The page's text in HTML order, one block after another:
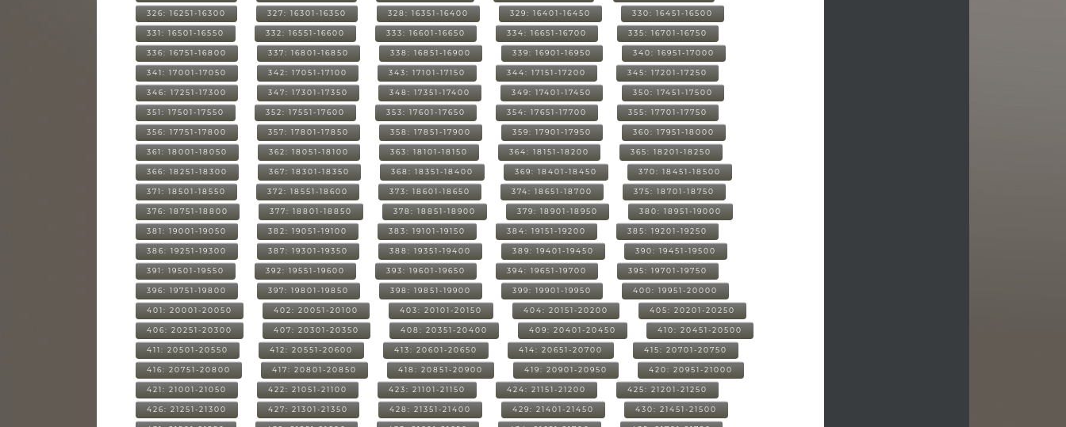
326: 16251-16300 327: 16301-16350 328: 16351-16400 329: 16401-16450 330: 16451-16500
331: 16501-16550 332: 16551-16600 333: 16601-16650 334: 16651-16700 335: 16701-16750
336: 16751-16800 337: 16801-16850 338: 16851-16900 339: 16901-16950 340: 16951-17000
341: 17001-17050 342: 17051-17100 343: 17101-17150 344: 17151-17200 345: 17201-17250
346: 17251-17300 347: 17301-17350 348: 17351-17400 349: 17401-17450 350: 17451-17500
351: 17501-17550 352: 17551-17600 353: 17601-17650 354: 17651-17700 355: 17701-17750
356: 17751-17800 357: 17801-17850 358: 17851-17900 359: 17901-17950 360: 17951-18000
361: 18001-18050 362: 18051-18100 363: 18101-18150 364: 18151-18200 365: 18201-18250
366: 18251-18300 367: 18301-18350 368: 18351-18400 369: 18401-18450 370: 18451-18500
371: 18501-18550 372: 18551-18600 373: 18601-18650 374: 18651-18700 375: 18701-18750
376: 18751-18800 377: 18801-18850 378: 18851-18900 379: 18901-18950 380: 18951-19000
381: 19001-19050 382: 19051-19100 383: 19101-19150 384: 19151-19200 385: 19201-19250
386: 19251-19300 387: 19301-19350 388: 19351-19400 389: 19401-19450 390: 19451-19500
391: 19501-19550 392: 19551-19600 393: 19601-19650 394: 19651-19700 395: 19701-19750
396: 19751-19800 397: 19801-19850 398: 19851-19900 399: 19901-19950 400: 19951-20000
401: 20001-20050 402: 20051-20100 403: 20101-20150 404: 20151-20200 405: 20201-20250
406: 20251-20300 407: 20301-20350 408: 20351-20400 409: 20401-20450 410: 20451-20500
411: 20501-20550 412: 20551-20600 413: 20601-20650 414: 20651-20700 415: 20701-20750
416: 20751-20800 417: 20801-20850 418: 20851-20900 419: 20901-20950 420: 20951-21000
421: 21001-21050 422: 21051-21100 423: 21101-21150 424: 21151-21200 425: 21201-21250
426: 21251-21300 427: 21301-21350 428: 21351-21400 429: 21401-21450 430: 21451-21500